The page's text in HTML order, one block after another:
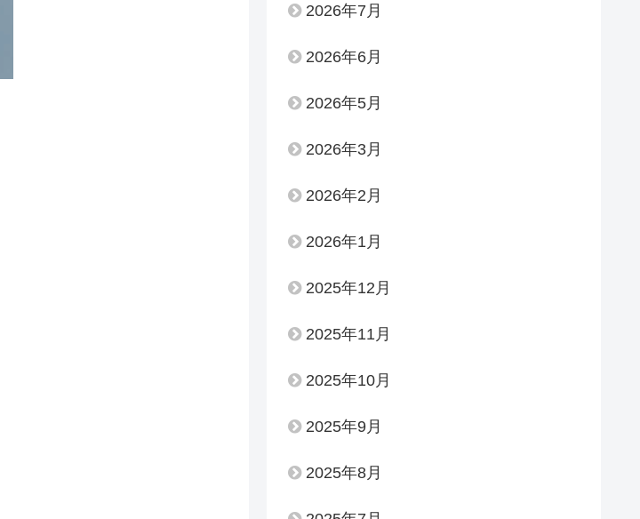
2026年7月
2026年6月
2026年5月
2026年3月
2026年2月
2026年1月
2025年12月
2025年11月
2025年10月
2025年9月
2025年8月